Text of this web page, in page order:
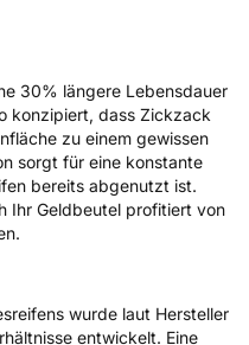
Deutschland,
30% längere Lebensdauer
konzipiert, dass Zickzack
zu einem gewissen
sorgt für eine konstante
bereits abgenutzt ist.
Ihr Geldbeutel profitiert von
wurde laut Hersteller
entwickelt. Eine